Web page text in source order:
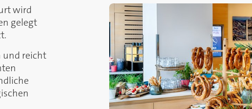
wird
gelegt
und reicht